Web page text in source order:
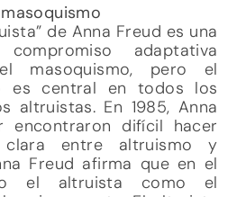
de Anna Freud es una
adaptativa
masoquismo, pero el
es central en todos los
altruistas. En 1985, Anna
encontraron difícil hacer
clara entre altruismo y
Freud afirma que en el
el altruista como el